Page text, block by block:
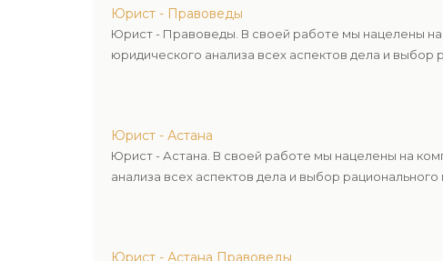
Юрист - Правоведы
Юрист - Правоведы. В своей работе мы нацелены
юридического анализа всех аспектов дела и выбор
Юрист - Астана
Юрист - Астана. В своей работе мы нацелены на
анализа всех аспектов дела и выбор
Юрист - Астана Правоведы